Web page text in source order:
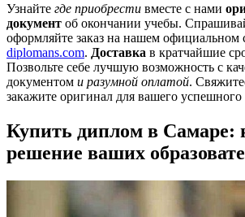
Узнайте где приобрести вместе с нами
документ об окончании учебы.
оформляйте заказ на нашем официальном
diplomans.com. Доставка в кратчайшие
Позвольте себе лучшую возможность с
документом и разумной оплатой.
закажите оригинал для вашего успешного
Купить диплом в Самаре:
решение ваших